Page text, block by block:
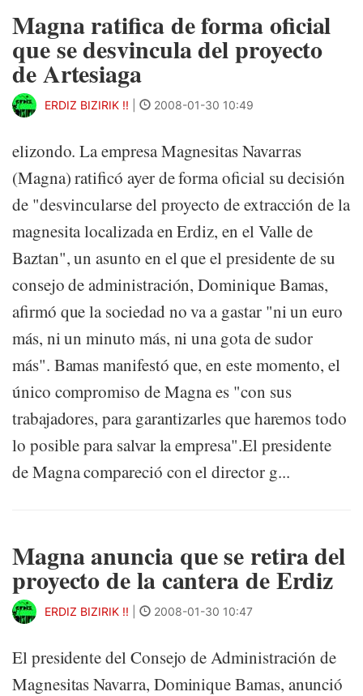
Magna ratifica de forma oficial
que se desvincula del proyecto
de Artesiaga
ERDIZ BIZIRIK !! 2008-01-30 10:49
elizondo. La empresa Magnesitas Navarras
(Magna) ratificó ayer de forma oficial su decisión
de "desvincularse del proyecto de extracción de la
magnesita localizada en Erdiz, en el Valle de
Baztan", un asunto en el que el presidente de su
consejo de administración, Dominique Bamas,
afirmó que la sociedad no va a gastar "ni un euro
más, ni un minuto más, ni una gota de sudor
más". Bamas manifestó que, en este momento, el
único compromiso de Magna es "con sus
trabajadores, para garantizarles que haremos todo
lo posible para salvar la empresa".El presidente
de Magna compareció con el director g...
Magna anuncia que se retira del
proyecto de la cantera de Erdiz
ERDIZ BIZIRIK !! 2008-01-30 10:47
El presidente del Consejo de Administración de
Magnesitas Navarra, Dominique Bamas, anunció